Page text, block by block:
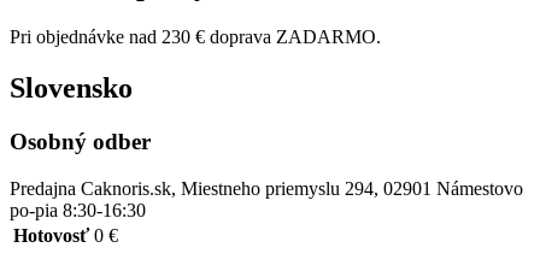
Pri objednávke nad 230 € doprava ZADARMO.
Slovensko
Osobný odber
Predajna Caknoris.sk, Miestneho priemyslu 294, 02901 Námestovo
po-pia 8:30-16:30
Hotovosť 0 €